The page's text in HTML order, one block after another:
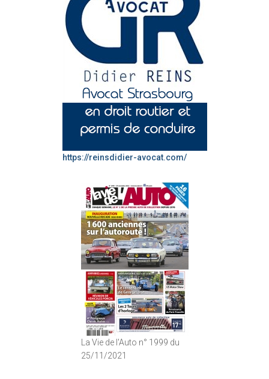
https://reinsdidier-avocat.com/
La Vie de l'Auto n° 1999 du
25/11/2021